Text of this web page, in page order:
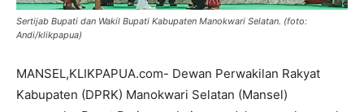
Sertijab Bupati dan Wakil Bupati Kabupaten Manokwari Selatan. (foto:
Andi/klikpapua)
MANSEL,KLIKPAPUA.com- Dewan Perwakilan Rakyat
Kabupaten (DPRK) Manokwari Selatan (Mansel)